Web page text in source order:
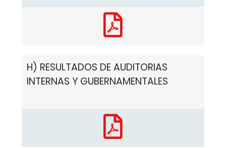
H) RESULTADOS DE AUDITORIAS
INTERNAS Y GUBERNAMENTALES